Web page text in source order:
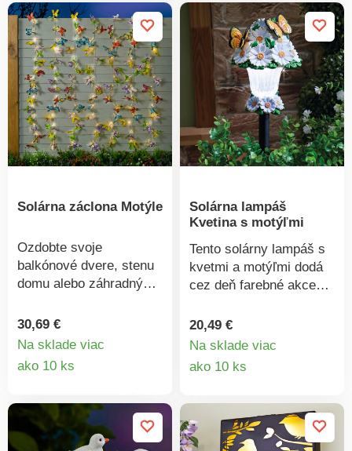
prívodný kábel k
solárnemu panelu. Na
ploty, stromy a ďalšie.
10 LED diód v tvare
kvetu. Solárny pohon.
Gainsborough.
solárnym panelom.
Efekt žmurkania v tme.
Solárne LED oči.
Solárna záclona Motýle
Ozdobte svoje
balkónové dvere, stenu
domu alebo záhradný
motýľov. Záclona sa
skladá zo 7 prameňov s
diódami, ktoré počas
každý večer žiaria
najkrajšími farbami.
Solárny pohon. 7
30,69 €
Na sklade viac
ako 10 ks
Solárna lampáš
Kvetina s motýľmi
Tento solárny lampáš s
kvetmi a motýľmi dodá
cez deň farebné akcenty
záhony a záhradné
cesty teplým bielym
teplou bielou farbou.
20,49 €
Na sklade viac
ako 10 ks